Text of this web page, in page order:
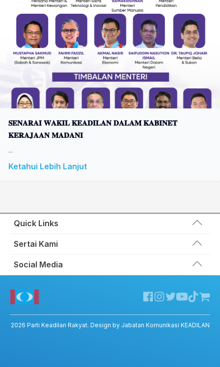
𝐒𝐄𝐍𝐀𝐑𝐀𝐈 𝐖𝐀𝐊𝐈𝐋 𝐊𝐄𝐀𝐃𝐈𝐋𝐀𝐍 𝐃𝐀𝐋𝐀𝐌 𝐊𝐀𝐁𝐈𝐍𝐄𝐓
𝐊𝐄𝐑𝐀𝐉𝐀𝐀𝐍 𝐌𝐀𝐃𝐀𝐍𝐈
...
Ketahui Lebih Lanjut
Quick Links
Wakil Rakyat
Hubungi Kami
Sumbangan
Sertai Kami
Portal Anggota KEADILAN
Social Media
Twitter KEADILAN
Channel Telegram KEADILAN
Kedai KEADILAN
ADIL – Privacy Policy
2026 Parti Keadilan Rakyat. Design by Jabatan Komunikasi KEADILAN